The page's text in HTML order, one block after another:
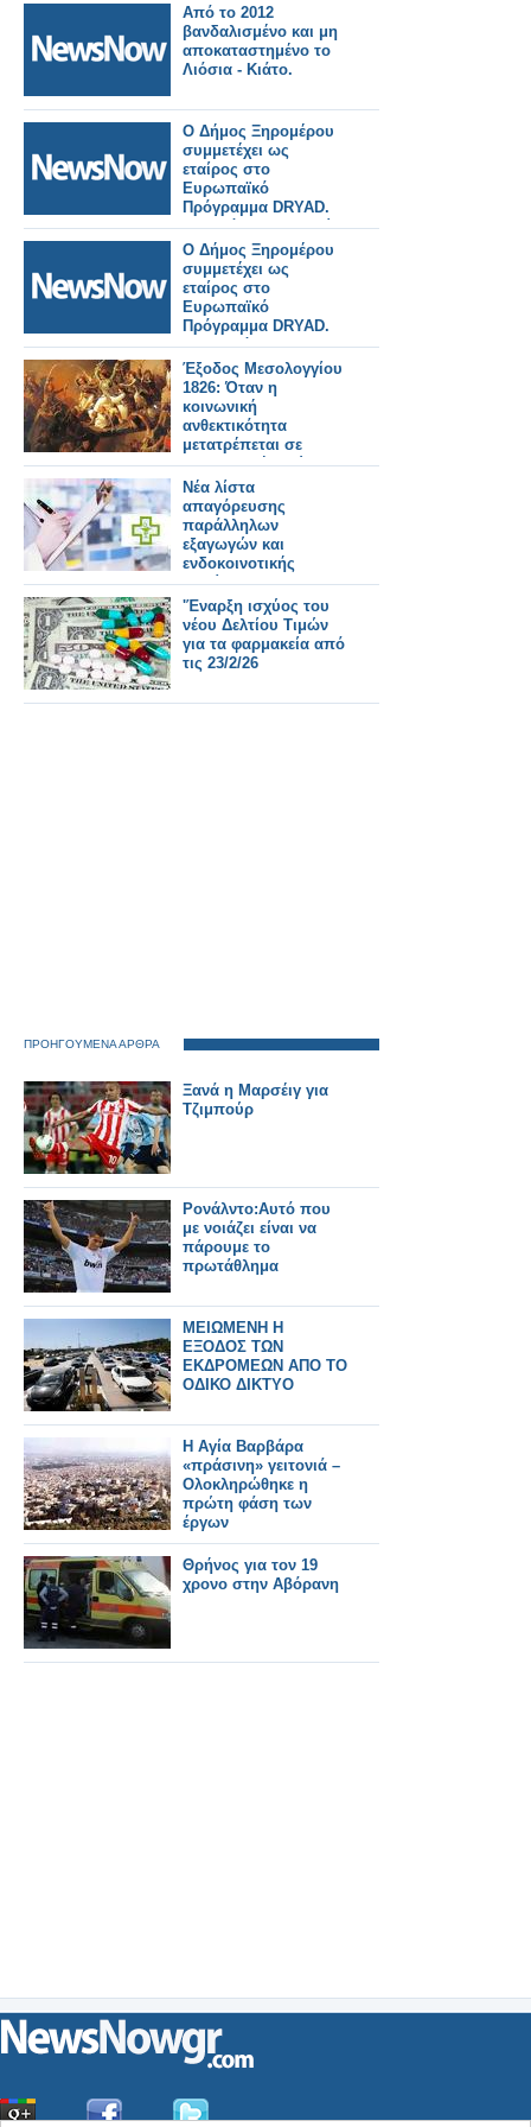
Από το 2012
βανδαλισμένο και μη
αποκαταστημένο το
Λιόσια - Κιάτο.
Ο Δήμος Ξηρομέρου
συμμετέχει ως
εταίρος στο
Ευρωπαϊκό
Πρόγραμμα DRYAD.
Με απόλυτη επιτυχία
η επίδειξη DR5.
Ο Δήμος Ξηρομέρου
συμμετέχει ως
εταίρος στο
Ευρωπαϊκό
Πρόγραμμα DRYAD.
Στο Ξηρόμερο θα
πραγματοποιηθεί η
επίδειξη DR5 την
Παρασκευή 24
Απριλίου.
Έξοδος Μεσολογγίου
1826: Όταν η
κοινωνική
ανθεκτικότητα
μετατρέπεται σε
συντελεστή ισχύος
Νέα λίστα
απαγόρευσης
παράλληλων
εξαγωγών και
ενδοκοινοτικής
διακίνησης
φαρμακευτικών
προϊόντων του ΕΟΦ
με έναρξη ισχύος από
τις 22.02.2026
'Έναρξη ισχύος του
νέου Δελτίου Τιμών
για τα φαρμακεία από
τις 23/2/26
ΠΡΟΗΓΟΥΜΕΝΑ ΑΡΘΡΑ
Ξανά η Μαρσέιγ για
Τζιμπούρ
Ρονάλντο:Αυτό που
με νοιάζει είναι να
πάρουμε το
πρωτάθλημα
ΜΕΙΩΜΕΝΗ Η
ΕΞΟΔΟΣ ΤΩΝ
ΕΚΔΡΟΜΕΩΝ ΑΠΟ ΤΟ
ΟΔΙΚΟ ΔΙΚΤΥΟ
Η Αγία Βαρβάρα
«πράσινη» γειτονιά –
Oλοκληρώθηκε η
πρώτη φάση των
έργων
Θρήνος για τον 19
χρονο στην Αβόρανη